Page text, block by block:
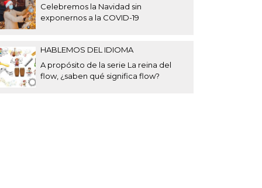
Celebremos la Navidad sin
exponernos a la COVID-19
HABLEMOS DEL IDIOMA
A propósito de la serie La reina del
flow, ¿saben qué significa flow?